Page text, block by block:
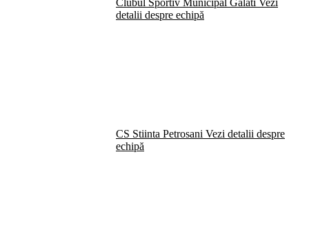
Clubul Sportiv Municipal Galati Vezi
detalii despre echipă
CS Stiinta Petrosani Vezi detalii despre
echipă